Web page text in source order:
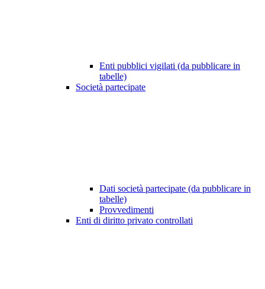
Enti pubblici vigilati (da pubblicare in
tabelle)
Società partecipate
Dati società partecipate (da pubblicare in
tabelle)
Provvedimenti
Enti di diritto privato controllati